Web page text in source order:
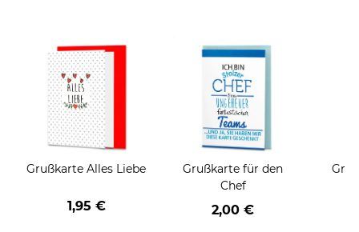
Grußkarte Alles Liebe
1,95 €
Grußkarte für den
Chef
2,00 €